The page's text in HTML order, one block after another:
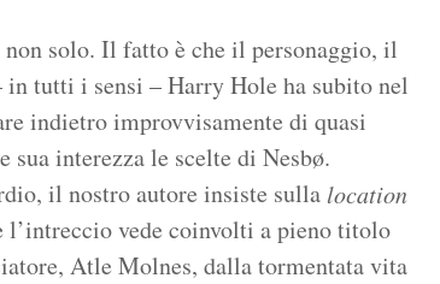
solo. Il fatto è che il personaggio, il
tutti i sensi – Harry Hole ha subito nel
indietro improvvisamente di quasi
sua interezza le scelte di Nesbø.
il nostro autore insiste sulla location
vede coinvolti a pieno titolo
Atle Molnes, dalla tormentata vita